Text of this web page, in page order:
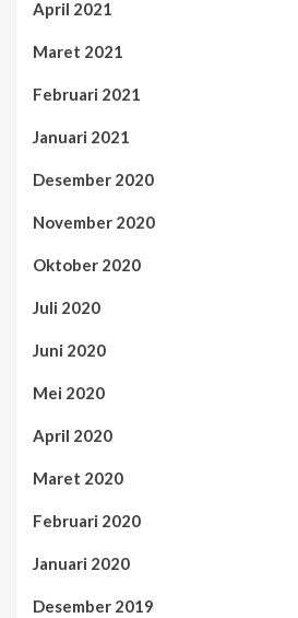
April 2021
Maret 2021
Februari 2021
Januari 2021
Desember 2020
November 2020
Oktober 2020
Juli 2020
Juni 2020
Mei 2020
April 2020
Maret 2020
Februari 2020
Januari 2020
Desember 2019